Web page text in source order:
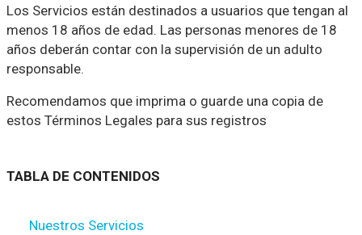
Los Servicios están destinados a usuarios que tengan al
menos 18 años de edad. Las personas menores de 18
años deberán contar con la supervisión de un adulto
responsable.
Recomendamos que imprima o guarde una copia de
estos Términos Legales para sus registros
TABLA DE CONTENIDOS
Nuestros Servicios